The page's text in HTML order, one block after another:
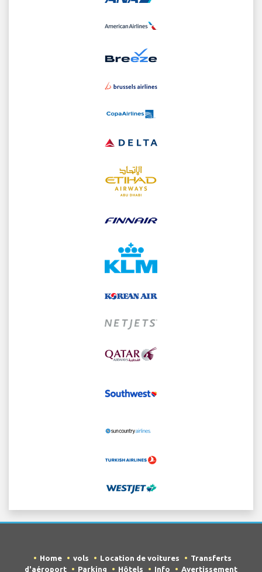
Home vols Location de voitures
Transferts
d'aéroport
Parking Hôtels Info Avertissement